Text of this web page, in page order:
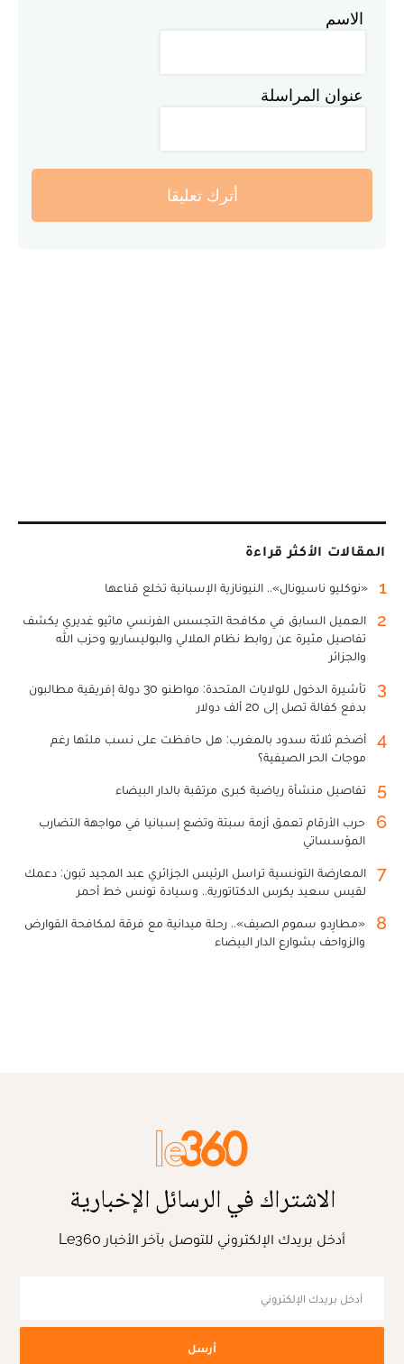
الاسم
عنوان المراسلة
أترك تعليقا
المقالات الأكثر قراءة
1 «نوكليو ناسيونال».. النيونازية الإسبانية تخلع قناعها
2
العميل السابق في مكافحة التجسس الفرنسي ماثيو غديري يكشف
تفاصيل مثيرة عن روابط نظام الملالي والبوليساريو وحزب الله
والجزائر
3
تأشيرة الدخول للولايات المتحدة: مواطنو 30 دولة إفريقية مطالبون
بدفع كفالة تصل إلى 20 ألف دولار
4
أضخم ثلاثة سدود بالمغرب: هل حافظت على نسب ملئها رغم
موجات الحر الصيفية؟
5 تفاصيل منشأة رياضية كبرى مرتقبة بالدار البيضاء
6
حرب الأرقام تعمق أزمة سبتة وتضع إسبانيا في مواجهة التضارب
المؤسساتي
7
المعارضة التونسية تراسل الرئيس الجزائري عبد المجيد تبون: دعمك
لقيس سعيد يكرس الدكتاتورية.. وسيادة تونس خط أحمر
8
«مطارِدو سموم الصيف».. رحلة ميدانية مع فرقة لمكافحة القوارض
والزواحف بشوارع الدار البيضاء
الاشتراك في الرسائل الإخبارية
أدخل بريدك الإلكتروني للتوصل بآخر الأخبار Le360
أرسل